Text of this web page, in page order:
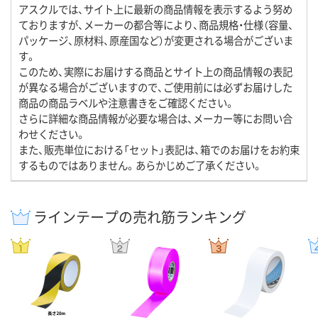
アスクルでは、サイト上に最新の商品情報を表示するよう努め
ておりますが、メーカーの都合等により、商品規格・仕様（容量、
パッケージ、原材料、原産国など）が変更される場合がございま
す。
このため、実際にお届けする商品とサイト上の商品情報の表記
が異なる場合がございますので、ご使用前には必ずお届けした
商品の商品ラベルや注意書きをご確認ください。
さらに詳細な商品情報が必要な場合は、メーカー等にお問い合
わせください。
また、販売単位における「セット」表記は、箱でのお届けをお約束
するものではありません。あらかじめご了承ください。
ラインテープの売れ筋ランキング